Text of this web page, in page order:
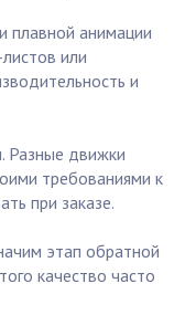
плавной анимации
или
и
Разные движки
требованиями к
при заказе.
этап обратной
качество часто